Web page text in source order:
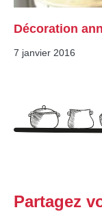
Décoration
7 janvier 2016
Partagez